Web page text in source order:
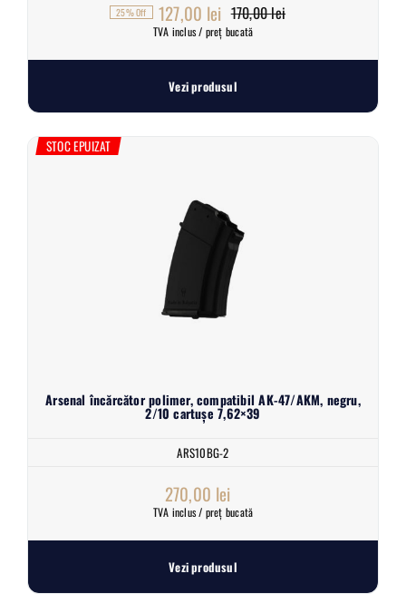
170,00leiPrețul
127,00 lei
Prețul
25% Off
TVA inclus / preț bucată
Vezi produsul
Arsenal încărcător polimer, compatibil AK-47/AKM, negru,
2/10 cartușe 7,62×39
ARS10BG-2
270,00 lei
STOC EPUIZAT
TVA inclus / preț bucată
Vezi produsul